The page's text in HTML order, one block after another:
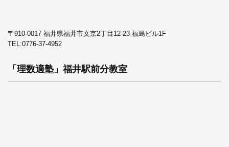
〒910-0017 福井県福井市文京2丁目12-23 福島ビル1F
TEL:0776-37-4952
「理数適塾」福井駅前分教室